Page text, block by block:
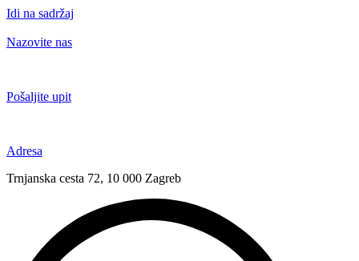
Idi na sadržaj
Nazovite nas
Pošaljite upit
Adresa
Trnjanska cesta 72, 10 000 Zagreb